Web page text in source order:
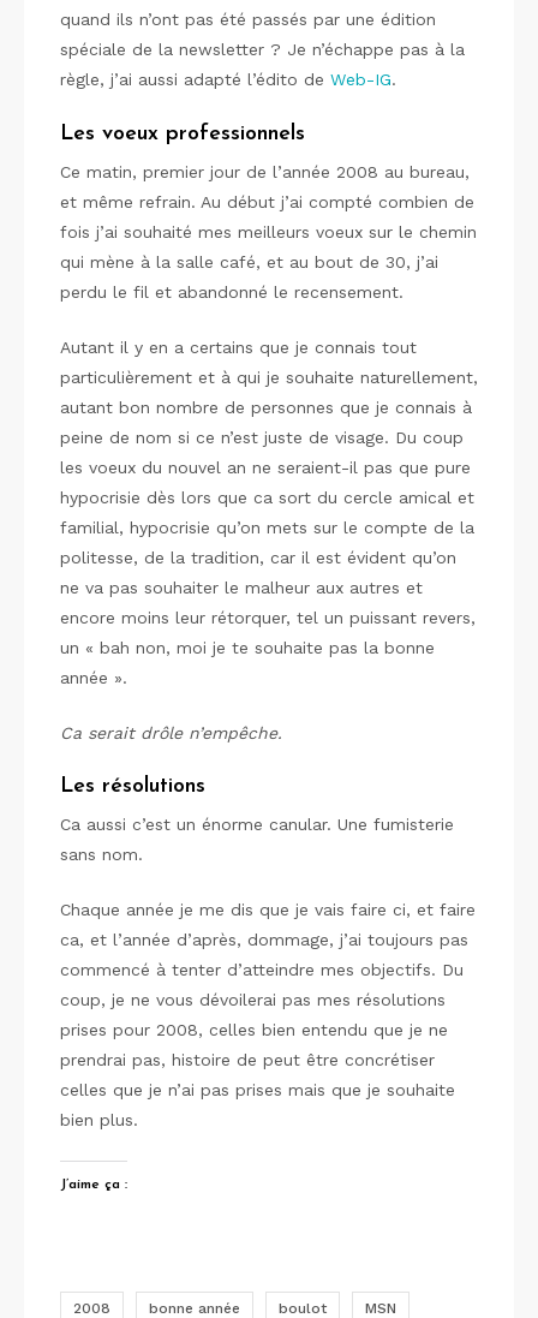
quand ils n’ont pas été passés par une édition
spéciale de la newsletter ? Je n’échappe pas à la
règle, j’ai aussi adapté l’édito de Web-IG.
Les voeux professionnels
Ce matin, premier jour de l’année 2008 au bureau,
et même refrain. Au début j’ai compté combien de
fois j’ai souhaité mes meilleurs voeux sur le chemin
qui mène à la salle café, et au bout de 30, j’ai
perdu le fil et abandonné le recensement.
Autant il y en a certains que je connais tout
particulièrement et à qui je souhaite naturellement,
autant bon nombre de personnes que je connais à
peine de nom si ce n’est juste de visage. Du coup
les voeux du nouvel an ne seraient-il pas que pure
hypocrisie dès lors que ca sort du cercle amical et
familial, hypocrisie qu’on mets sur le compte de la
politesse, de la tradition, car il est évident qu’on
ne va pas souhaiter le malheur aux autres et
encore moins leur rétorquer, tel un puissant revers,
un « bah non, moi je te souhaite pas la bonne
année ».
Ca serait drôle n’empêche.
Les résolutions
Ca aussi c’est un énorme canular. Une fumisterie
sans nom.
Chaque année je me dis que je vais faire ci, et faire
ca, et l’année d’après, dommage, j’ai toujours pas
commencé à tenter d’atteindre mes objectifs. Du
coup, je ne vous dévoilerai pas mes résolutions
prises pour 2008, celles bien entendu que je ne
prendrai pas, histoire de peut être concrétiser
celles que je n’ai pas prises mais que je souhaite
bien plus.
J’aime ça :
2008 bonne année boulot MSN